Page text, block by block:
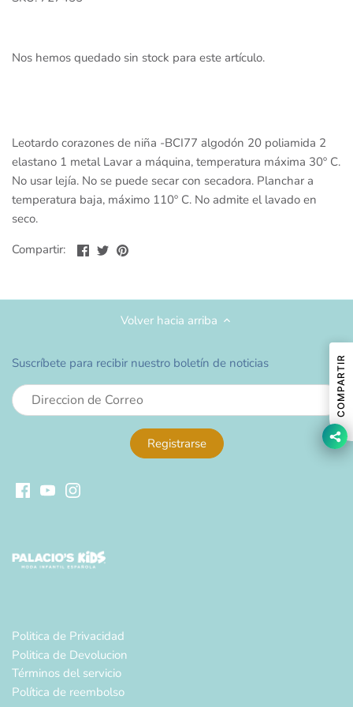
Nos hemos quedado sin stock para este artículo.
Leotardo corazones de niña -BCI77 algodón 20 poliamida 2
elastano 1 metal Lavar a máquina, temperatura máxima 30º C.
No usar lejía. No se puede secar con secadora. Planchar a
temperatura baja, máximo 110º C. No admite el lavado en
seco.
Compartir:
Compartir
Compartir
Compartir
Volver hacia arriba
Suscríbete para recibir nuestro boletín de noticias
Politica de Privacidad
Politica de Devolucion
Términos del servicio
Política de reembolso
Short
COMPARTIR